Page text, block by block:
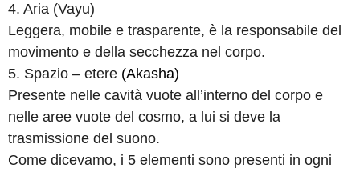
4. Aria (Vayu)
Leggera, mobile e trasparente, è la responsabile del
movimento e della secchezza nel corpo.
5. Spazio – etere (Akasha)
Presente nelle cavità vuote all’interno del corpo e
nelle aree vuote del cosmo, a lui si deve la
trasmissione del suono.
Come dicevamo, i 5 elementi sono presenti in ogni